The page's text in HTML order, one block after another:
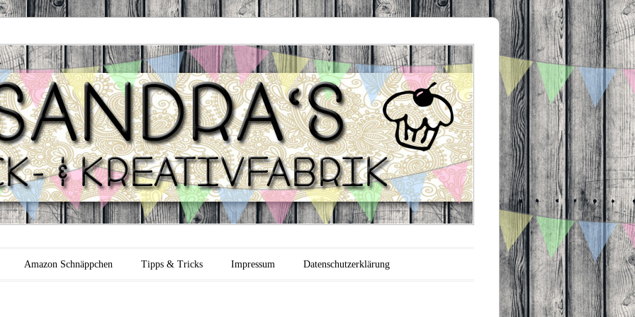
Backfabrik
Amazon Schnäppchen Tipps & Tricks Impressum Datenschutzerklärung